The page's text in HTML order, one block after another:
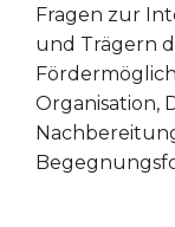
Fragen zur
und Trägern
Organisation,